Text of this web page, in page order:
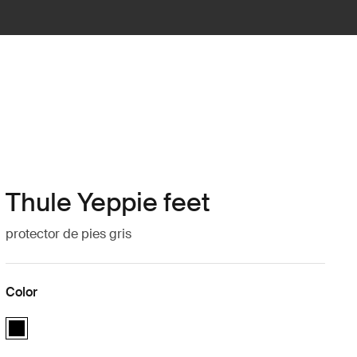
Thule Yeppie feet
protector de pies gris
Color
Thule Yeppie feet Negro (selected)